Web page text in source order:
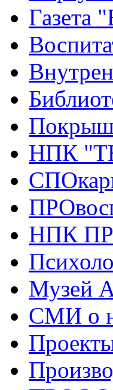
Газета
НПК
НПК
Музей
СМИ о